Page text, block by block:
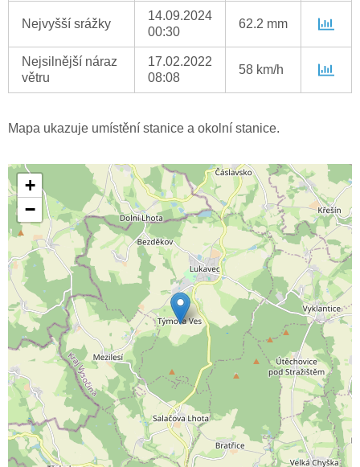
Nejvyšší srážky
14.09.2024
00:30
62.2 mm
Nejsilnější náraz
větru
17.02.2022
08:08
58 km/h
Mapa ukazuje umístění stanice a okolní stanice.
+
−